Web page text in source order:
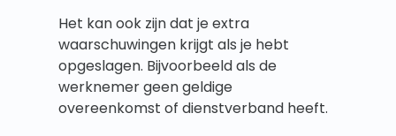
Het kan ook zijn dat je extra
waarschuwingen krijgt als je hebt
opgeslagen. Bijvoorbeeld als de
werknemer geen geldige
overeenkomst of dienstverband heeft.